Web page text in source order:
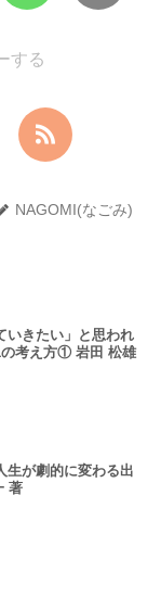
する
NAGOMI(なごみ)
いきたい」と思われ
考え方① 岩田 松雄
生が劇的に変わる出
著